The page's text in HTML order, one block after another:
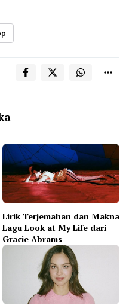
Lirik Terjemahan dan Makna
Lagu Look at My Life dari
Gracie Abrams